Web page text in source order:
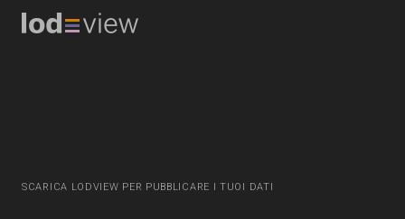
SCARICA LODVIEW PER PUBBLICARE I TUOI DATI